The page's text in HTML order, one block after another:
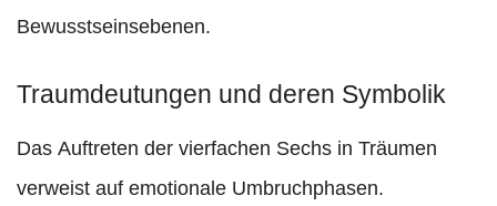
Bewusstseinsebenen.
Traumdeutungen und deren Symbolik
Das Auftreten der vierfachen Sechs in Träumen
verweist auf emotionale Umbruchphasen.